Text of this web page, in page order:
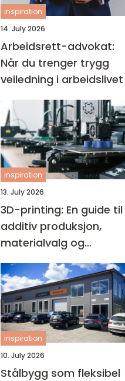
inspiration
14. July 2026
Arbeidsrett-advokat:
Når du trenger trygg
veiledning i arbeidslivet
inspiration
13. July 2026
3D-printing: En guide til
additiv produksjon,
materialvalg og
moderne interiørdesign
inspiration
10. July 2026
Stålbygg som fleksibel